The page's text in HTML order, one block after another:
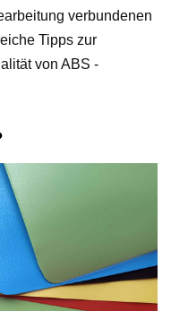
verbundenen
Tipps zur
von ABS -